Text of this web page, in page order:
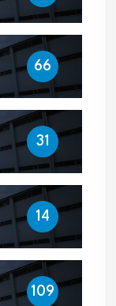
66
31
14
109